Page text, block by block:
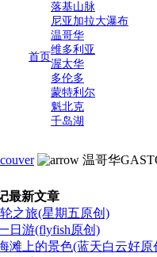
首页
落基山脉
尼亚加拉大瀑布
温哥华
维多利亚
渥太华
多伦多
蒙特利尔
魁北克
千岛湖
温哥华
最新文章
之旅(星期五原创)
日游(flyfish原创)
滩上的景色(蓝天白云好原